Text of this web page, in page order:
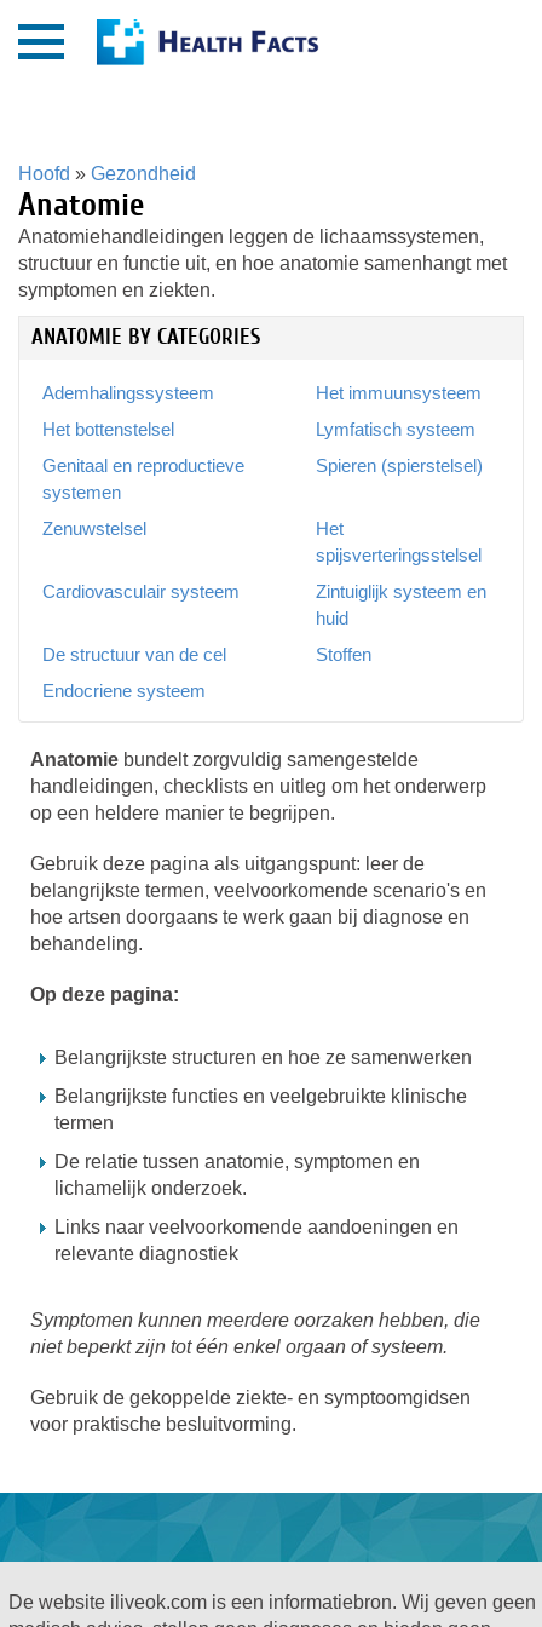
Hoofd » Gezondheid
Anatomie
Anatomiehandleidingen leggen de lichaamssystemen,
structuur en functie uit, en hoe anatomie samenhangt met
symptomen en ziekten.
ANATOMIE BY CATEGORIES
Ademhalingssysteem
Het immuunsysteem
Het bottenstelsel
Lymfatisch systeem
Genitaal en reproductieve
systemen
Spieren (spierstelsel)
Zenuwstelsel
Het
spijsverteringsstelsel
Cardiovasculair systeem
Zintuiglijk systeem en
huid
De structuur van de cel
Stoffen
Endocriene systeem
Anatomie bundelt zorgvuldig samengestelde
handleidingen, checklists en uitleg om het onderwerp
op een heldere manier te begrijpen.
Gebruik deze pagina als uitgangspunt: leer de
belangrijkste termen, veelvoorkomende scenario's en
hoe artsen doorgaans te werk gaan bij diagnose en
behandeling.
Op deze pagina:
Belangrijkste structuren en hoe ze samenwerken
Belangrijkste functies en veelgebruikte klinische
termen
De relatie tussen anatomie, symptomen en
lichamelijk onderzoek.
Links naar veelvoorkomende aandoeningen en
relevante diagnostiek
Symptomen kunnen meerdere oorzaken hebben, die
niet beperkt zijn tot één enkel orgaan of systeem.
Gebruik de gekoppelde ziekte- en symptoomgidsen
voor praktische besluitvorming.
De website iliveok.com is een informatiebron. Wij geven geen